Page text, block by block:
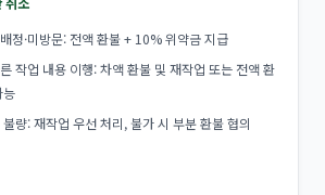
정·미방문: 전액 환불 + 10% 위약금 지급
작업 내용 이행: 차액 환불 및 재작업 또는 전액 환
능
량: 재작업 우선 처리, 불가 시 부분 환불 협의